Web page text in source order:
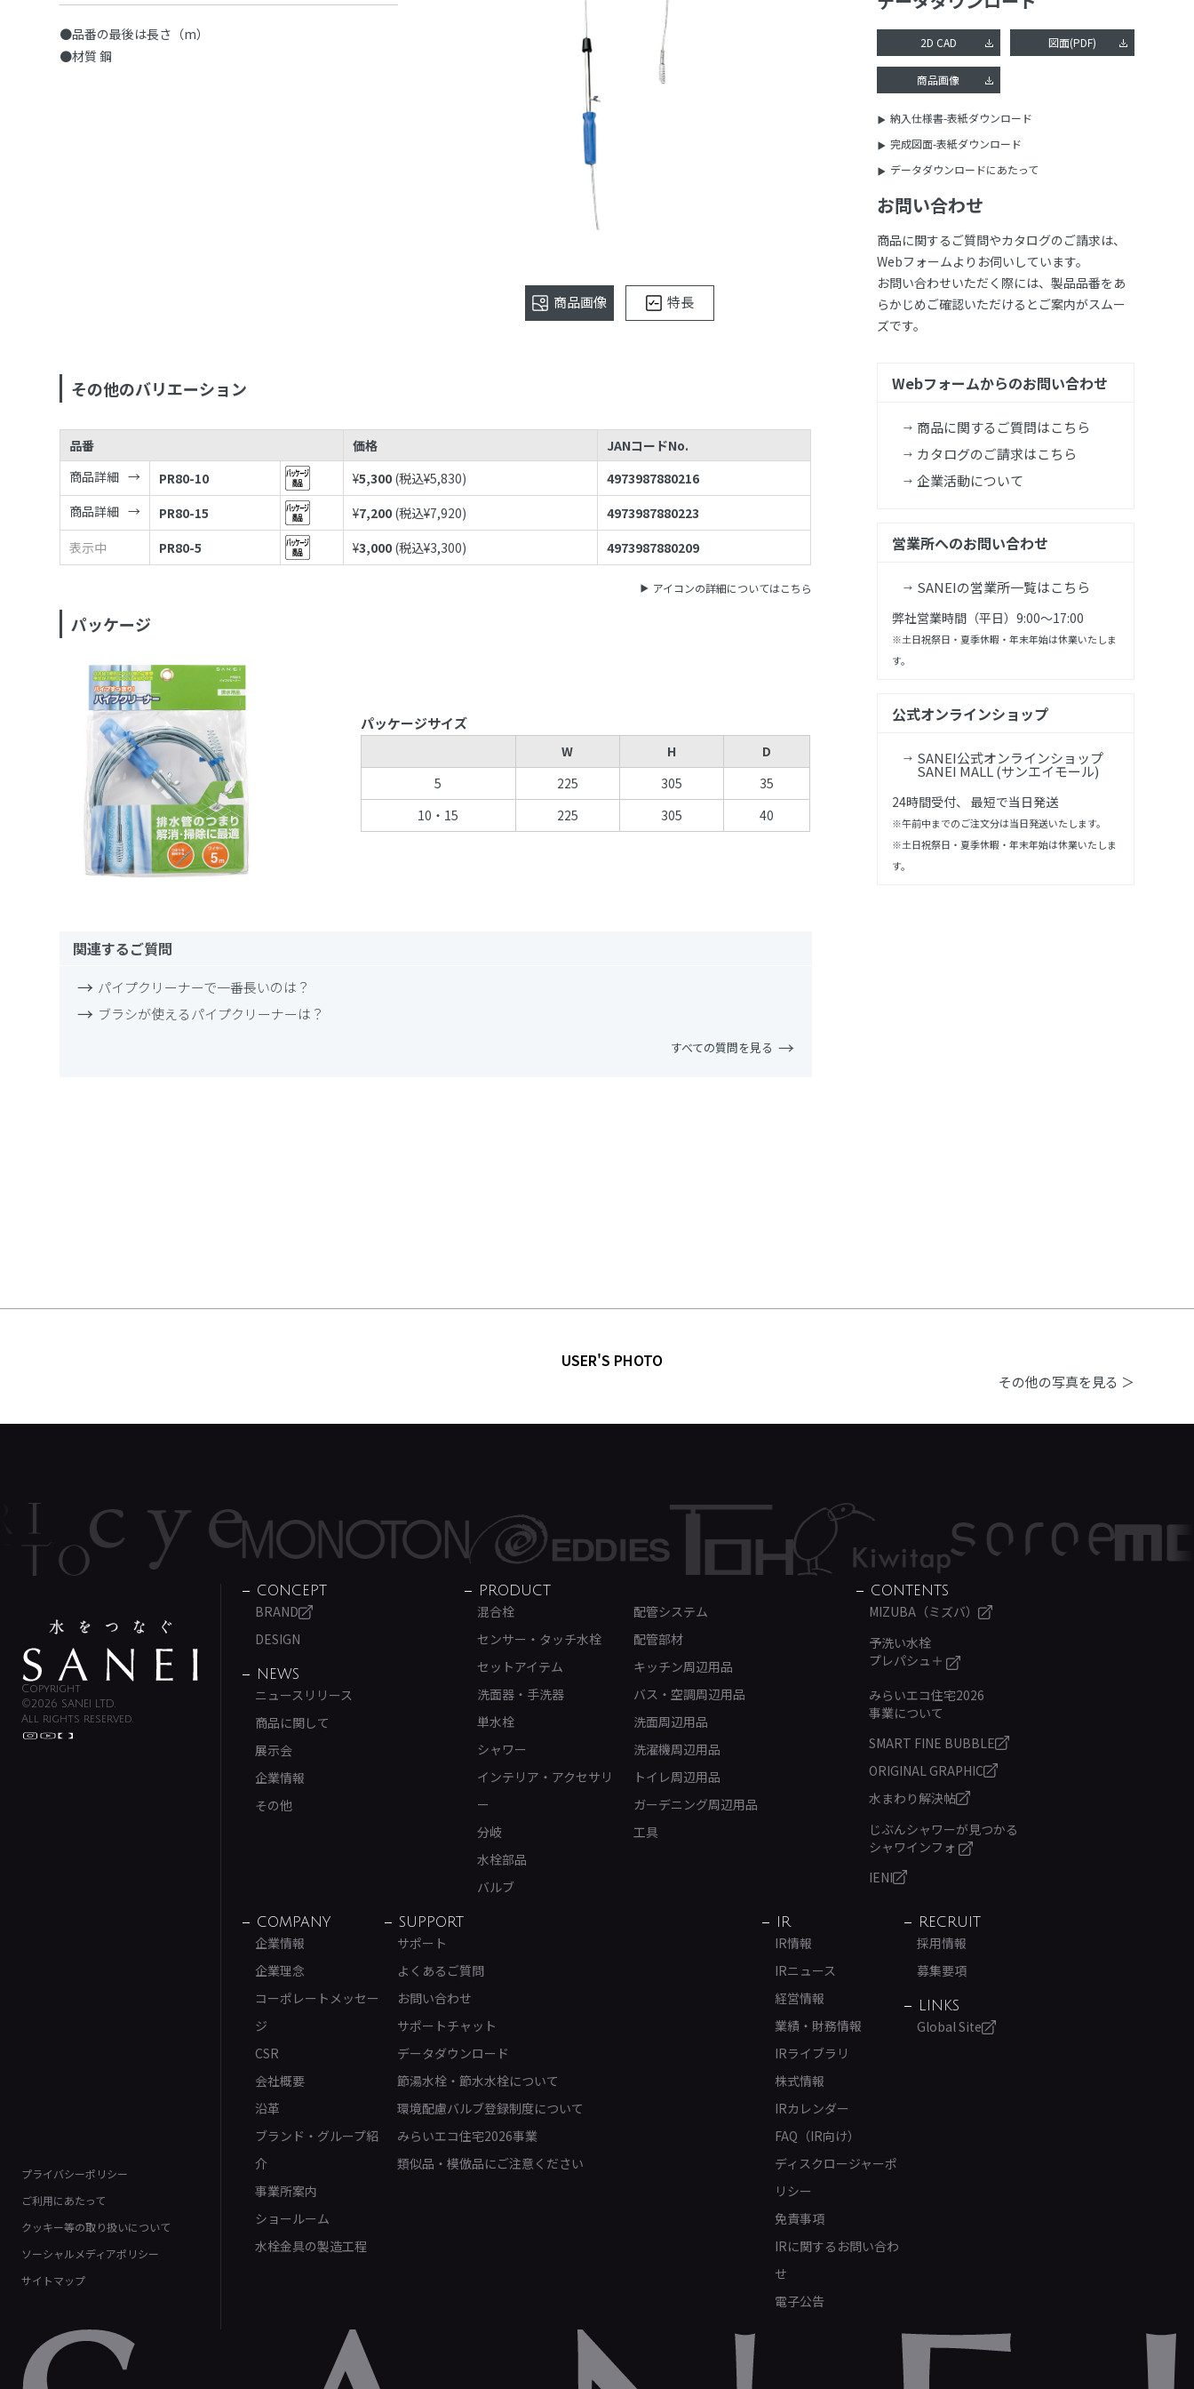
●品番の最後は長さ（m）
●材質 鋼
商品画像 特長
その他のバリエーション
品番 価格
JANコードNo.
商品詳細
PR80-10 ¥5,300 (税込¥5,830)
4973987880216
商品詳細
PR80-15 ¥7,200 (税込¥7,920)
4973987880223
表示中
PR80-5 ¥3,000 (税込¥3,300) 4973987880209
アイコンの詳細についてはこちら
パッケージ
パッケージサイズ
W H
D
5
225 305
35
10・15
225 305 40
関連するご質問
パイプクリーナーで一番長いのは？
ブラシが使えるパイプクリーナーは？
すべての質問を見る
2D CAD 図面(PDF)
商品画像
納入仕様書-表紙ダウンロード
完成図面-表紙ダウンロード
データダウンロードにあたって
お問い合わせ
商品に関するご質問やカタログのご請求は、
Webフォームよりお伺いしています。
お問い合わせいただく際には、製品品番をあ
らかじめご確認いただけるとご案内がスムー
ズです。
Webフォームからのお問い合わせ
商品に関するご質問はこちら
カタログのご請求はこちら
企業活動について
営業所へのお問い合わせ
SANEIの営業所一覧はこちら
弊社営業時間（平日）9:00～17:00
※土日祝祭日・夏季休暇・年末年始は休業いたしま
す。
公式オンラインショップ
SANEI公式オンラインショップ
SANEI MALL (サンエイモール)
24時間受付、 最短で当日発送
※午前中までのご注文分は当日発送いたします。
※土日祝祭日・夏季休暇・年末年始は休業いたしま
す。
USER'S PHOTO
その他の写真を見る ＞
Copyright
©2026 SANEI LTD.
All rights reserved.
プライバシーポリシー
ご利用にあたって
クッキー等の取り扱いについて
ソーシャルメディアポリシー
サイトマップ
CONCEPT
BRAND
DESIGN
NEWS
ニュースリリース
商品に関して
展示会
企業情報
その他
PRODUCT
混合栓
センサー・タッチ水栓
セットアイテム
洗面器・手洗器
単水栓
シャワー
インテリア・アクセサリ
ー
分岐
水栓部品
バルブ
配管システム
配管部材
キッチン周辺用品
バス・空調周辺用品
洗面周辺用品
洗濯機周辺用品
トイレ周辺用品
ガーデニング周辺用品
工具
CONTENTS
MIZUBA（ミズバ）
予洗い水栓
プレパシュ＋
みらいエコ住宅2026
事業について
SMART FINE BUBBLE
ORIGINAL GRAPHIC
水まわり解決帖
じぶんシャワーが見つかる
シャワインフォ
IENI
COMPANY
企業情報
企業理念
コーポレートメッセー
ジ
CSR
会社概要
沿革
ブランド・グループ紹
介
事業所案内
ショールーム
水栓金具の製造工程
SUPPORT
サポート
よくあるご質問
お問い合わせ
サポートチャット
データダウンロード
節湯水栓・節水水栓について
環境配慮バルブ登録制度について
みらいエコ住宅2026事業
類似品・模倣品にご注意ください
IR
IR情報
IRニュース
経営情報
業績・財務情報
IRライブラリ
株式情報
IRカレンダー
FAQ（IR向け）
ディスクロージャーポ
リシー
免責事項
IRに関するお問い合わ
せ
電子公告
RECRUIT
採用情報
募集要項
LINKS
Global Site